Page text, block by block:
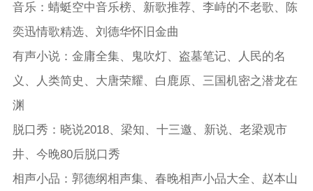
音乐：蜻蜓空中音乐榜、新歌推荐、李峙的不老歌、陈
奕迅情歌精选、刘德华怀旧金曲
有声小说：金庸全集、鬼吹灯、盗墓笔记、人民的名
义、人类简史、大唐荣耀、白鹿原、三国机密之潜龙在
渊
脱口秀：晓说2018、梁知、十三邀、新说、老梁观市
井、今晚80后脱口秀
相声小品：郭德纲相声集、春晚相声小品大全、赵本山